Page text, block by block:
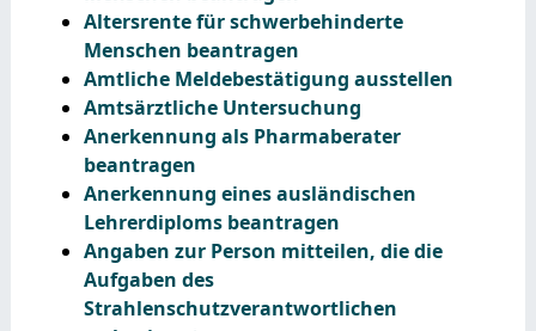
Altersrente für schwerbehinderte
Menschen beantragen
Amtliche Meldebestätigung ausstellen
Amtsärztliche Untersuchung
Anerkennung als Pharmaberater
beantragen
Anerkennung eines ausländischen
Lehrerdiploms beantragen
Angaben zur Person mitteilen, die die
Aufgaben des
Strahlenschutzverantwortlichen